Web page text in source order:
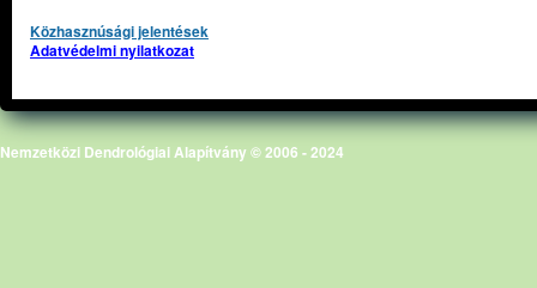
Közhasznúsági jelentések
Adatvédelmi nyilatkozat
Nemzetközi Dendrológiai Alapítvány © 2006 - 2024